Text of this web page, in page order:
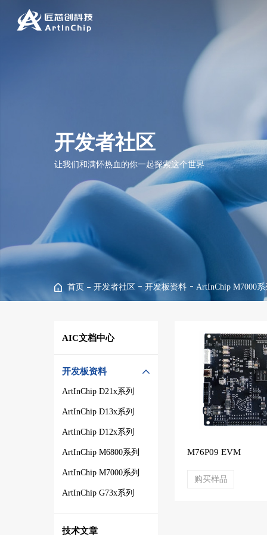
开发者社区
让我们和满怀热血的你一起探索这个世界
首页 开发者社区 开发板资料 ArtInChip M7000
AIC文档中心
开发板资料
ArtInChip D21x系列
ArtInChip D13x系列
ArtInChip D12x系列
ArtInChip M6800系列
ArtInChip M7000系列
ArtInChip G73x系列
技术文章
M76P09 EVM
购买样品